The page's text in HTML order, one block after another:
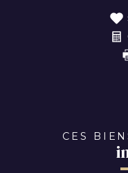
CES